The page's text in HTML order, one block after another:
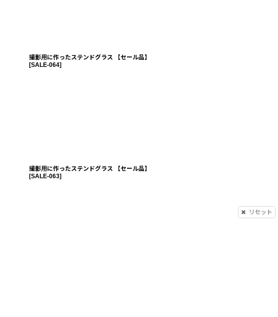
撮影用に作ったステンドグラス 【セール品】
[SALE-064]
撮影用に作ったステンドグラス 【セール品】
[SALE-063]
リセット